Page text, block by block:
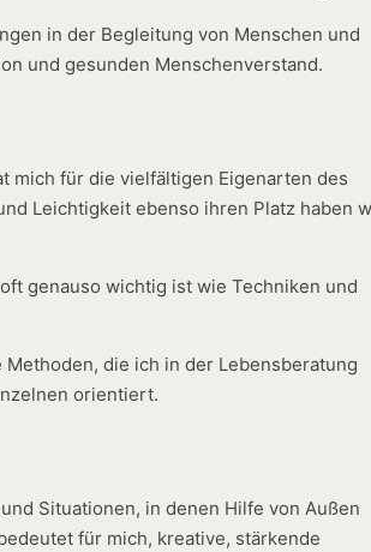
in der Begleitung von Menschen und
und gesunden Menschenverstand.
mich für die vielfältigen Eigenarten des
Leichtigkeit ebenso ihren Platz haben
genauso wichtig ist wie Techniken und
die ich in der Lebensberatung
orientiert.
Situationen, in denen Hilfe von Außen
für mich, kreative, stärkende